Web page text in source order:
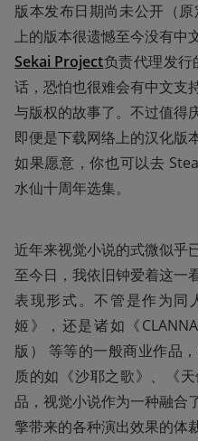
版本发布日期尚未公开（
上的版本很遗憾至今没有中
Sekai Project负责代理发
话，恐怕也很难会有中文支
与版权的故事了。不过值得
即便是下载网络上的汉化版
如果愿意，你也可以去
水仙十周年选集。
近年来视觉小说的式微似乎
至今日，我依旧钟爱着这一
表现形式。不管是作为同
姬》，还是诸如《
版） 等等的一般商业作品
质的如《沙耶之歌》、《
品，视觉小说作为一种融合
擎带来的各种演出效果的体